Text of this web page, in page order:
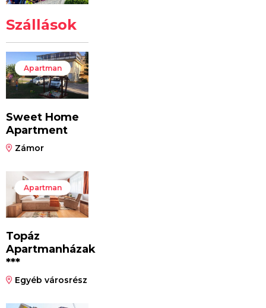
Szállások
Apartman
Sweet Home
Apartment
Zámor
Apartman
Topáz
Apartmanházak
***
Egyéb városrész